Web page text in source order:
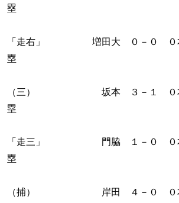
塁
「走右」 増田大 ０－０ ０
塁
（三） 坂本 ３－１ ０本
塁
「走三」 門脇 １－０ ０本
塁
（捕） 岸田 ４－０ ０本